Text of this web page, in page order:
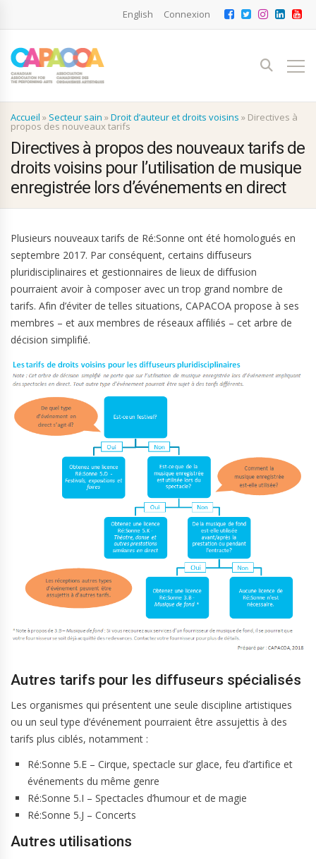
English Connexion
Accueil » Secteur sain »Droit d’auteur et droits voisins » Directives à
propos des nouveaux tarifs
Directives à propos des nouveaux tarifs de
droits voisins pour l’utilisation de musique
enregistrée lors d’événements en direct
Plusieurs nouveaux tarifs de Ré:Sonne ont été homologués en
septembre 2017. Par conséquent, certains diffuseurs
pluridisciplinaires et gestionnaires de lieux de diffusion
pourraient avoir à composer avec un trop grand nombre de
tarifs. Afin d’éviter de telles situations, CAPACOA propose à ses
membres – et aux membres de réseaux affiliés – cet arbre de
décision simplifié.
Autres tarifs pour les diffuseurs spécialisés
Les organismes qui présentent une seule discipline artistiques
ou un seul type d’événement pourraient être assujettis à des
tarifs plus ciblés, notamment :
Ré:Sonne 5.E – Cirque, spectacle sur glace, feu d’artifice et
événements du même genre
Ré:Sonne 5.I – Spectacles d’humour et de magie
Ré:Sonne 5.J – Concerts
Autres utilisations